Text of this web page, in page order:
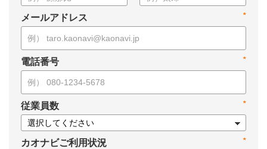
*
メールアドレス
*
電話番号
*
従業員数
*
カオナビご利用状況